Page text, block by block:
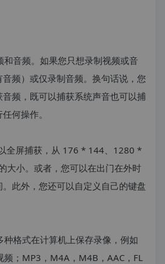
音频。如果您只想录制视频或音
频）或仅录制音频。换句话说，您
频，既可以捕获系统声音也可以捕
何操作。
全屏捕获，从 176 * 144、1280 *
大小。或者，您可以在出门在外时
此外，您还可以自定义自己的键盘
格式在计算机上保存录像，例如
；MP3，M4A，M4B，AAC，FL